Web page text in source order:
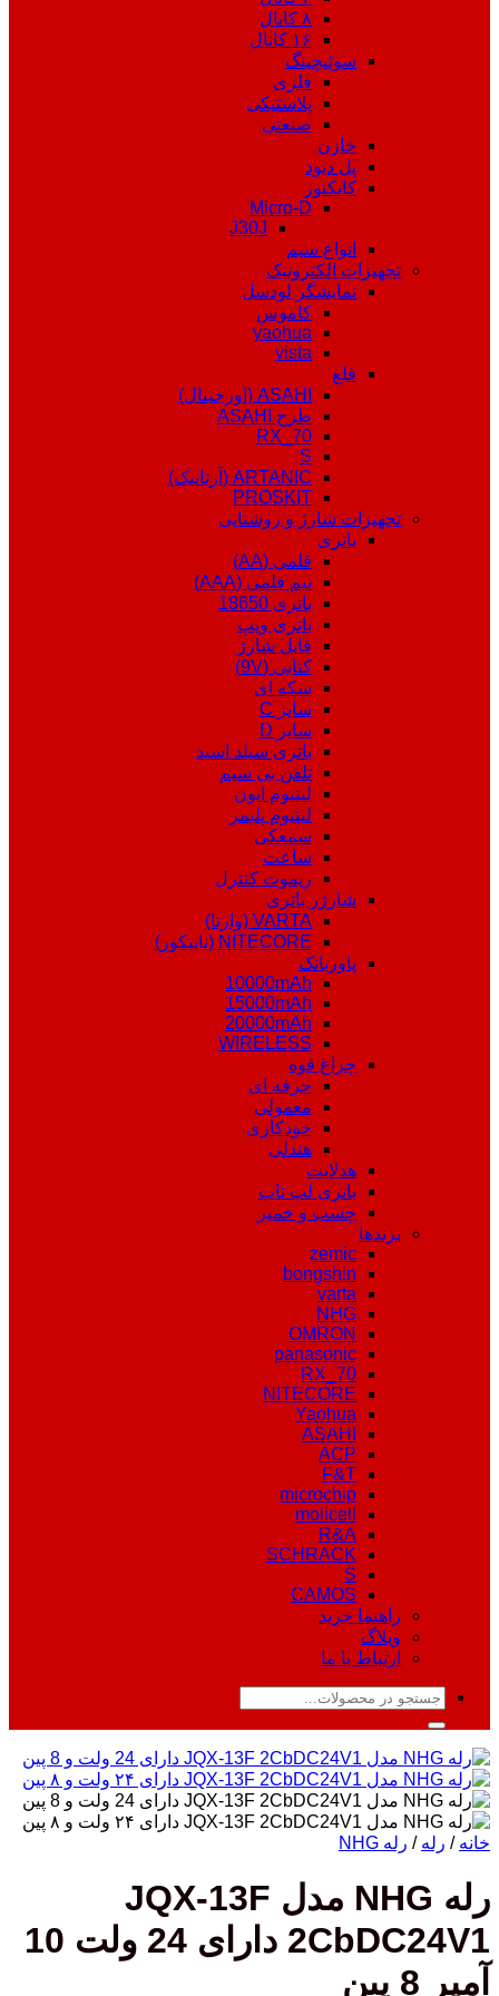
۸ کانال
۱۶ کانال
سوئیچینگ
فلزی
پلاستیکی
صنعتی
خازن
پل دیود
کانکتور
Micro-D
J30J
انواع سیم
تجهیزات الکترونیک
نمایشگر لودسل
کاموس
yaohua
vista
قلع
ASAHI (اورجینال)
طرح ASAHI
RX_70
S
ARTANIC (آرتانیک)
PROSKIT
تجهیزات شارژ و روشنایی
باتری
قلمی (AA)
نیم قلمی (AAA)
باتری 18650
باتری ویپ
قابل شارژ
کتابی (9V)
سکه ای
سایز C
سایز D
باتری سیلد اسید
تلفن بی سیم
لیتیوم ایون
لیتیوم پلیمر
سمعکی
ساعت
ریموت کنترل
شارژر باتری
VARTA (وارتا)
NITECORE (نایتکور)
پاوربانک
10000mAh
15000mAh
20000mAh
WIRELESS
چراغ قوه
حرفه ای
معمولی
خودکاری
هندلی
هدلایت
باتری لپ تاپ
چسب و خمیر
برندها
zemic
bongshin
varta
NHG
OMRON
panasonic
RX_70
NITECORE
Yaohua
ASAHI
ACP
F&T
microchip
molicell
R&A
SCHRACK
S
CAMOS
راهنما خرید
وبلاگ
ارتباط با ما
جستجو
خانه / رله / رله NHG
رله NHG مدل JQX-13F
2CbDC24V1 دارای 24 ولت 10
آمپر 8 پین